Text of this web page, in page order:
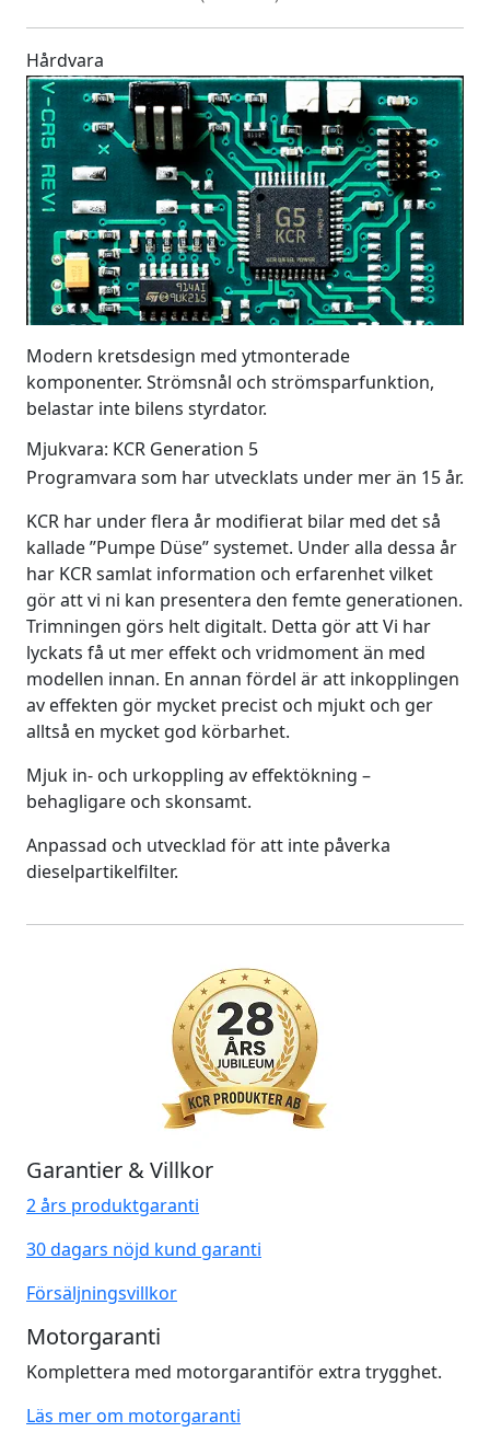
Hårdvara
Modern kretsdesign med ytmonterade
komponenter. Strömsnål och strömsparfunktion,
belastar inte bilens styrdator.
Mjukvara: KCR Generation 5
Programvara som har utvecklats under mer än 15 år.
KCR har under flera år modifierat bilar med det så
kallade ”Pumpe Düse” systemet. Under alla dessa år
har KCR samlat information och erfarenhet vilket
gör att vi ni kan presentera den femte generationen.
Trimningen görs helt digitalt. Detta gör att Vi har
lyckats få ut mer effekt och vridmoment än med
modellen innan. En annan fördel är att inkopplingen
av effekten gör mycket precist och mjukt och ger
alltså en mycket god körbarhet.
Mjuk in- och urkoppling av effektökning –
behagligare och skonsamt.
Anpassad och utvecklad för att inte påverka
dieselpartikelfilter.
Garantier & Villkor
2 års produktgaranti
30 dagars nöjd kund garanti
Försäljningsvillkor
Motorgaranti
Komplettera med motorgarantiför extra trygghet.
Läs mer om motorgaranti